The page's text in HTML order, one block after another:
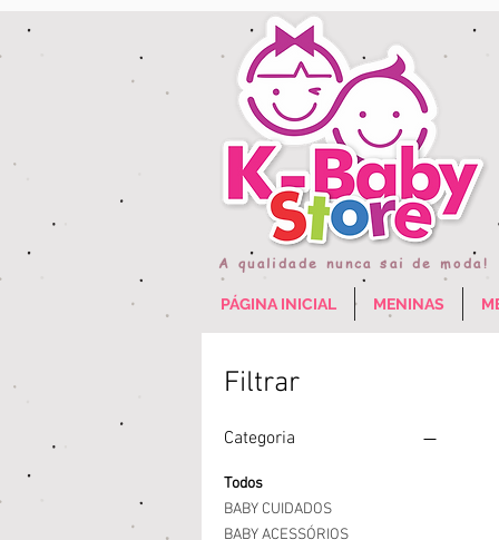
A qualidade nunca sai de moda!
PÁGINA INICIAL MENINAS
Filtrar
Categoria
Todos
BABY CUIDADOS
BABY ACESSÓRIOS